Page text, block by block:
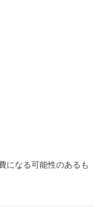
になる可能性のあるも